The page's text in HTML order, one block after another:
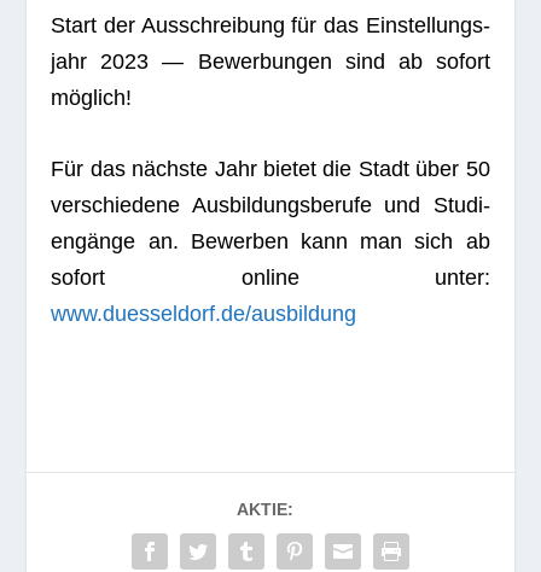
Start der Aus­schrei­bung für das Ein­stel­lungs­
jahr 2023 — Bewer­bun­gen sind ab sofort
möglich!
Für das nächste Jahr bie­tet die Stadt über 50
ver­schie­dene Aus­bil­dungs­be­rufe und Stu­di­
en­gänge an. Bewer­ben kann man sich ab
sofort online unter:
www.duesseldorf.de/ausbildung
AKTIE: